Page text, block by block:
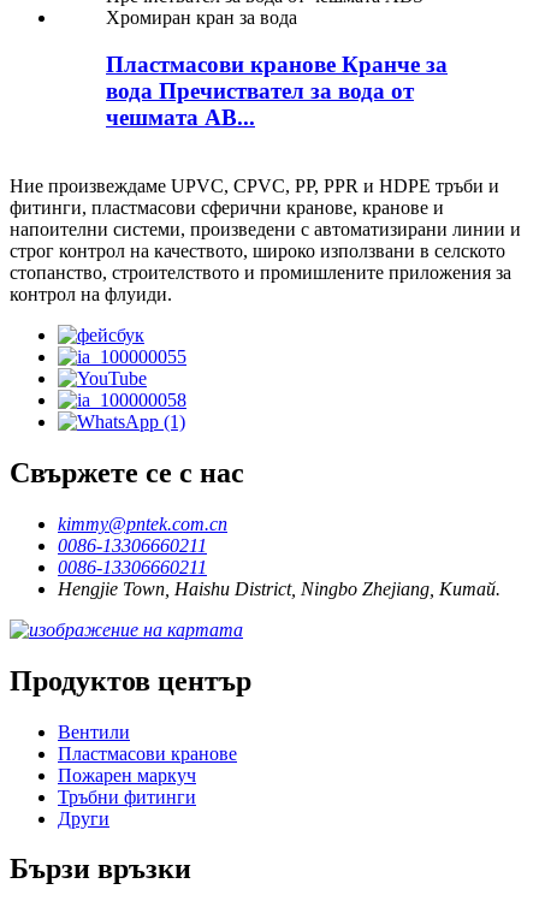
Пластмасови кранове Кранче за
вода Пречиствател за вода от
чешмата AB...
Ние произвеждаме UPVC, CPVC, PP, PPR и HDPE тръби и
фитинги, пластмасови сферични кранове, кранове и
напоителни системи, произведени с автоматизирани линии и
строг контрол на качеството, широко използвани в селското
стопанство, строителството и промишлените приложения за
контрол на флуиди.
Свържете се с нас
kimmy@pntek.com.cn
0086-13306660211
0086-13306660211
Hengjie Town, Haishu District, Ningbo Zhejiang, Китай.
Продуктов център
Вентили
Пластмасови кранове
Пожарен маркуч
Тръбни фитинги
Други
Бързи връзки